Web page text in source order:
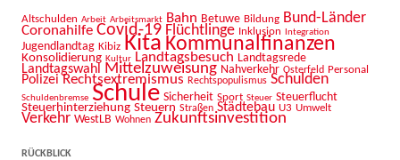
Altschulden Arbeit Arbeitsmarkt Bahn Betuwe Bildung Bund-Länder
Coronahilfe Covid-19 Flüchtlinge Inklusion Integration
Jugendlandtag Kibiz Kita Kommunalfinanzen
Konsolidierung Kultur Landtagsbesuch Landtagsrede
Landtagswahl Mittelzuweisung Nahverkehr Osterfeld Personal
Polizei Rechtsextremismus Rechtspopulismus Schulden
Schuldenbremse Schule Sicherheit Sport Steuer Steuerflucht
Steuerhinterziehung Steuern Straßen Städtebau U3 Umwelt
Verkehr WestLB Wohnen Zukunftsinvestition
RÜCKBLICK